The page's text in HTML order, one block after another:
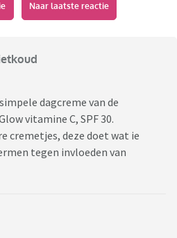
Naar laatste reactie
dagcreme van de
vitamine C, SPF 30.
cremetjes, deze doet wat ie
tegen invloeden van